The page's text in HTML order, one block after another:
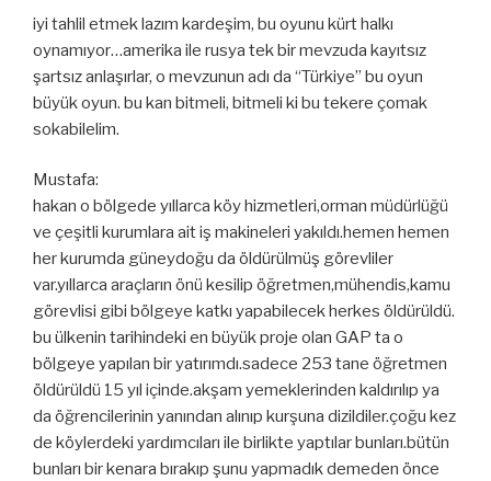
iyi tahlil etmek lazım kardeşim, bu oyunu kürt halkı
oynamıyor…amerika ile rusya tek bir mevzuda kayıtsız
şartsız anlaşırlar, o mevzunun adı da “Türkiye” bu oyun
büyük oyun. bu kan bitmeli, bitmeli ki bu tekere çomak
sokabilelim.
Mustafa:
hakan o bölgede yıllarca köy hizmetleri,orman müdürlüğü
ve çeşitli kurumlara ait iş makineleri yakıldı.hemen hemen
her kurumda güneydoğu da öldürülmüş görevliler
var.yıllarca araçların önü kesilip öğretmen,mühendis,kamu
görevlisi gibi bölgeye katkı yapabilecek herkes öldürüldü.
bu ülkenin tarihindeki en büyük proje olan GAP ta o
bölgeye yapılan bir yatırımdı.sadece 253 tane öğretmen
öldürüldü 15 yıl içinde.akşam yemeklerinden kaldırılıp ya
da öğrencilerinin yanından alınıp kurşuna dizildiler.çoğu kez
de köylerdeki yardımcıları ile birlikte yaptılar bunları.bütün
bunları bir kenara bırakıp şunu yapmadık demeden önce